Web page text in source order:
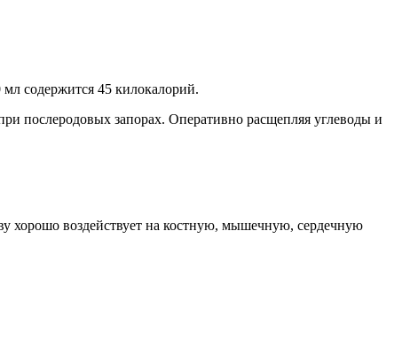
содержится 45 килокалорий.
послеродовых запорах. Оперативно расщепляя углеводы и
хорошо воздействует на костную, мышечную, сердечную